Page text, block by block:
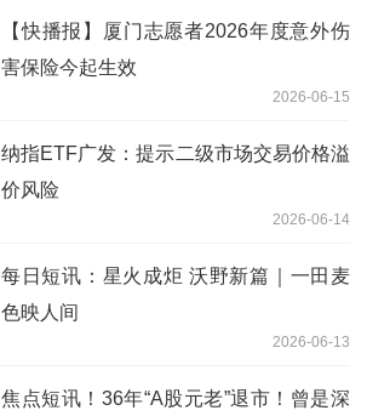
【快播报】厦门志愿者2026年度意外伤
害保险今起生效
2026-06-15
纳指ETF广发：提示二级市场交易价格溢
价风险
2026-06-14
每日短讯：星火成炬 沃野新篇｜一田麦
色映人间
2026-06-13
焦点短讯！36年“A股元老”退市！曾是深